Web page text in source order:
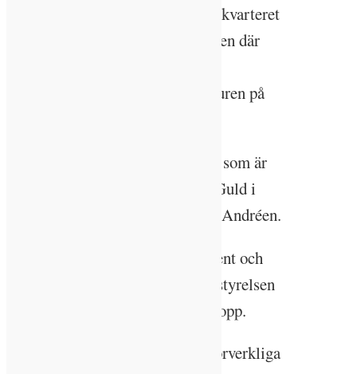
främja biologisk mångfald. Hela kvarteret
var inspirerat av 15-minutersstaden där
mataffären, kultur, idrott och naturen på
– Det hade blivit första projektet som är
klassificerat som Miljöbyggnad Guld i
Kalmar kommun, säger Ida-Sara Andréen.
När byggindex ökat med 15 procent och
räntorna sköt i höjden kände sig styrelsen
i Kalmarhem tvungna att sätta stopp.
– Men idén får leva tills vi kan förverkliga